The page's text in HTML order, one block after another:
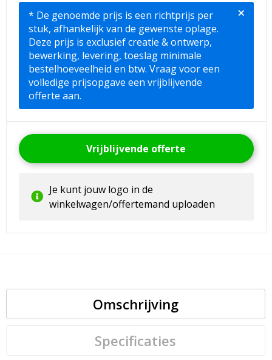
Goodiebags
Aktetassen
Trolleys
* De genoemde prijs is een richtprijs per
stuk, afhankelijk van de gewenste oplage.
Deze prijs is exclusief creatie & ontwerp,
bewerking, levering, toeslag minimale
bestelhoeveelheid en btw. Vraag voor een
volledige prijsopgave een vrijblijvende
offerte aan.
×
Vrijblijvende offerte
Je kunt jouw logo in de
winkelwagen/offertemand uploaden
Omschrijving
Specificaties